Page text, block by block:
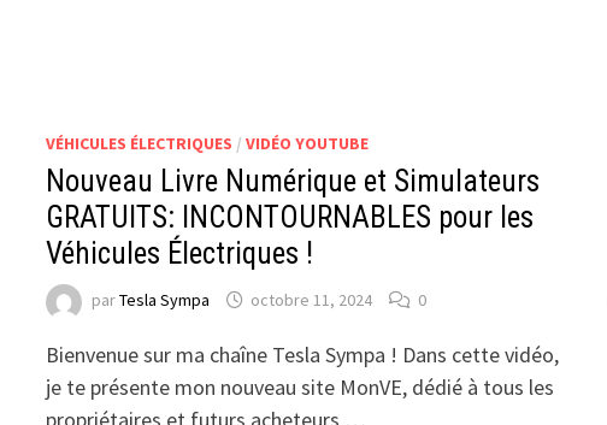
VÉHICULES ÉLECTRIQUES /VIDÉO YOUTUBE
Nouveau Livre Numérique et Simulateurs
GRATUITS: INCONTOURNABLES pour les
Véhicules Électriques !
parTesla Sympa octobre 11, 2024 0
Bienvenue sur ma chaîne Tesla Sympa ! Dans cette vidéo,
je te présente mon nouveau site MonVE, dédié à tous les
propriétaires et futurs acheteurs …